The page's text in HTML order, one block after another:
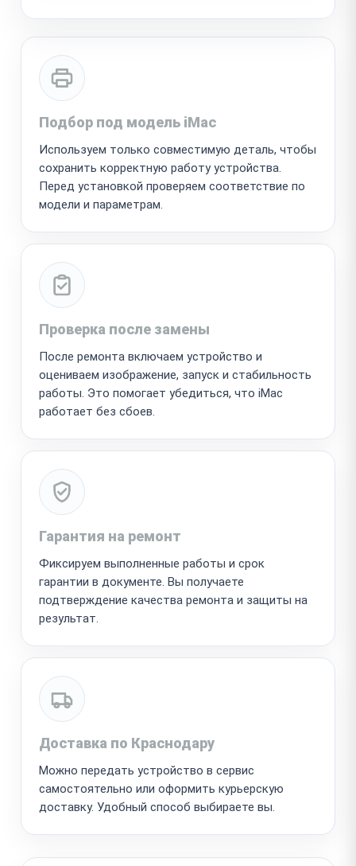
Подбор под модель iMac
Используем только совместимую деталь, чтобы
сохранить корректную работу устройства.
Перед установкой проверяем соответствие по
модели и параметрам.
Проверка после замены
После ремонта включаем устройство и
оцениваем изображение, запуск и стабильность
работы. Это помогает убедиться, что iMac
работает без сбоев.
Гарантия на ремонт
Фиксируем выполненные работы и срок
гарантии в документе. Вы получаете
подтверждение качества ремонта и защиты на
результат.
Доставка по Краснодару
Можно передать устройство в сервис
самостоятельно или оформить курьерскую
доставку. Удобный способ выбираете вы.